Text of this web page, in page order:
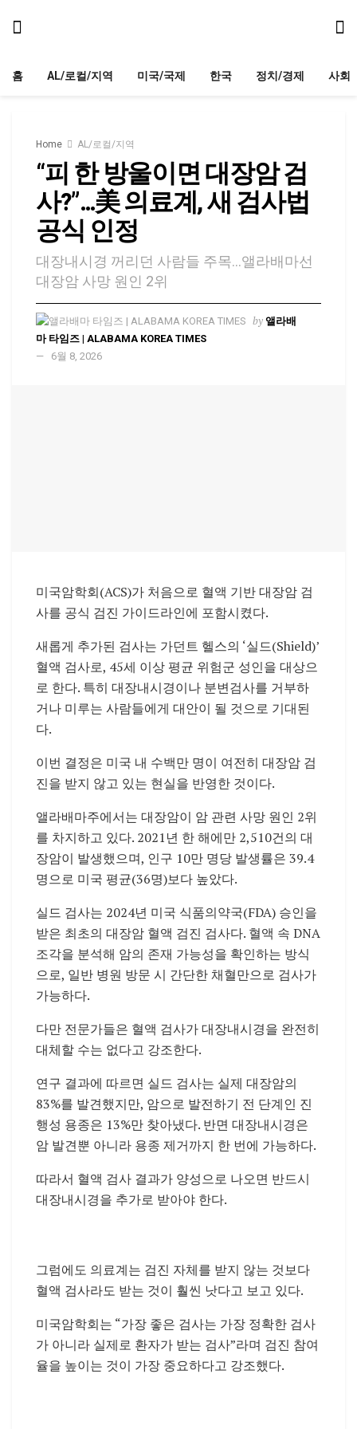
홈 AL/로컬/지역 미국/국제 한국 정치/경제 사회
Home AL/로컬/지역
“피 한 방울이면 대장암 검
사?”…美 의료계, 새 검사법
공식 인정
대장내시경 꺼리던 사람들 주목…앨라배마선
대장암 사망 원인 2위
by 앨라배
마 타임즈 | ALABAMA KOREA TIMES
6월 8, 2026
미국암학회(ACS)가 처음으로 혈액 기반 대장암 검
사를 공식 검진 가이드라인에 포함시켰다.
새롭게 추가된 검사는 가던트 헬스의 ‘실드(Shield)’
혈액 검사로, 45세 이상 평균 위험군 성인을 대상으
로 한다. 특히 대장내시경이나 분변검사를 거부하
거나 미루는 사람들에게 대안이 될 것으로 기대된
다.
이번 결정은 미국 내 수백만 명이 여전히 대장암 검
진을 받지 않고 있는 현실을 반영한 것이다.
앨라배마주에서는 대장암이 암 관련 사망 원인 2위
를 차지하고 있다. 2021년 한 해에만 2,510건의 대
장암이 발생했으며, 인구 10만 명당 발생률은 39.4
명으로 미국 평균(36명)보다 높았다.
실드 검사는 2024년 미국 식품의약국(FDA) 승인을
받은 최초의 대장암 혈액 검진 검사다. 혈액 속 DNA
조각을 분석해 암의 존재 가능성을 확인하는 방식
으로, 일반 병원 방문 시 간단한 채혈만으로 검사가
가능하다.
다만 전문가들은 혈액 검사가 대장내시경을 완전히
대체할 수는 없다고 강조한다.
연구 결과에 따르면 실드 검사는 실제 대장암의
83%를 발견했지만, 암으로 발전하기 전 단계인 진
행성 용종은 13%만 찾아냈다. 반면 대장내시경은
암 발견뿐 아니라 용종 제거까지 한 번에 가능하다.
따라서 혈액 검사 결과가 양성으로 나오면 반드시
대장내시경을 추가로 받아야 한다.
그럼에도 의료계는 검진 자체를 받지 않는 것보다
혈액 검사라도 받는 것이 훨씬 낫다고 보고 있다.
미국암학회는 “가장 좋은 검사는 가장 정확한 검사
가 아니라 실제로 환자가 받는 검사”라며 검진 참여
율을 높이는 것이 가장 중요하다고 강조했다.